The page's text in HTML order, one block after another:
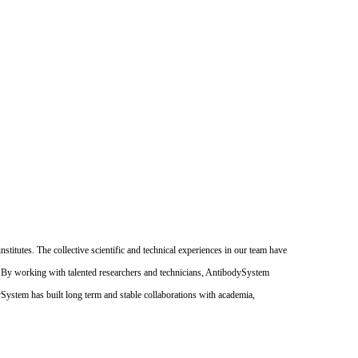
The collective scientific and technical experiences in our team have
working with talented researchers and technicians, AntibodySystem
has built long term and stable collaborations with academia,